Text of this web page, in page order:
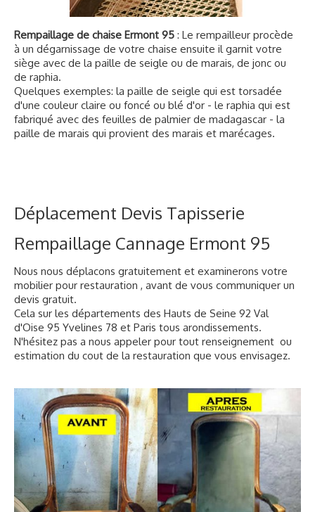
Rempaillage de chaise Ermont 95 : Le rempailleur procède
à un dégarnissage de votre chaise ensuite il garnit votre
siège avec de la paille de seigle ou de marais, de jonc ou
de raphia.
Quelques exemples: la paille de seigle qui est torsadée
d'une couleur claire ou foncé ou blé d'or - le raphia qui est
fabriqué avec des feuilles de palmier de madagascar - la
paille de marais qui provient des marais et marécages.
Déplacement Devis Tapisserie
Rempaillage Cannage Ermont 95
Nous nous déplacons gratuitement et examinerons votre
mobilier pour restauration , avant de vous communiquer un
devis gratuit.
Cela sur les départements des Hauts de Seine 92 Val
d'Oise 95 Yvelines 78 et Paris tous arondissements.
N'hésitez pas a nous appeler pour tout renseignement ou
estimation du cout de la restauration que vous envisagez.